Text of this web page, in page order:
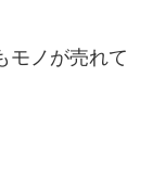
モノが売れて